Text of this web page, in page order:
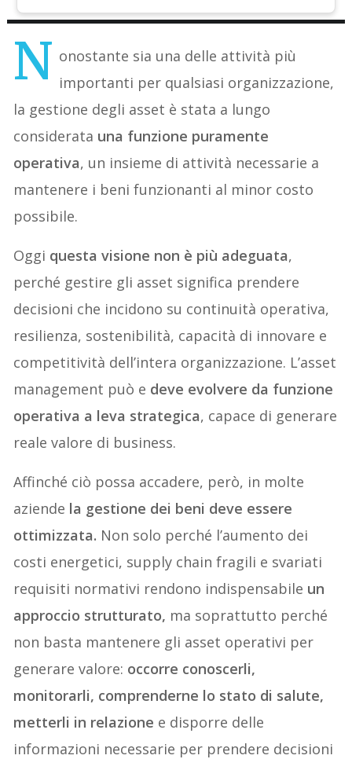
N onostante sia una delle attività più
importanti per qualsiasi organizzazione,
la gestione degli asset è stata a lungo
considerata una funzione puramente
operativa, un insieme di attività necessarie a
mantenere i beni funzionanti al minor costo
possibile.
Oggi questa visione non è più adeguata,
perché gestire gli asset significa prendere
decisioni che incidono su continuità operativa,
resilienza, sostenibilità, capacità di innovare e
competitività dell’intera organizzazione. L’asset
management può e deve evolvere da funzione
operativa a leva strategica, capace di generare
reale valore di business.
Affinché ciò possa accadere, però, in molte
aziende la gestione dei beni deve essere
ottimizzata. Non solo perché l’aumento dei
costi energetici, supply chain fragili e svariati
requisiti normativi rendono indispensabile un
approccio strutturato, ma soprattutto perché
non basta mantenere gli asset operativi per
generare valore: occorre conoscerli,
monitorarli, comprenderne lo stato di salute,
metterli in relazione e disporre delle
informazioni necessarie per prendere decisioni